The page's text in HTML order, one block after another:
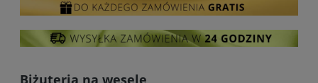
Biżuteria na wesele